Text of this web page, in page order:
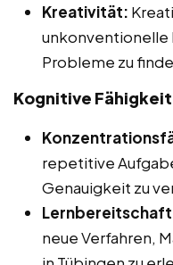
Kreativität:
unkonventionelle
Probleme zu
Kognitive
repetitive
Genauigkeit zu
neue Verfahren,